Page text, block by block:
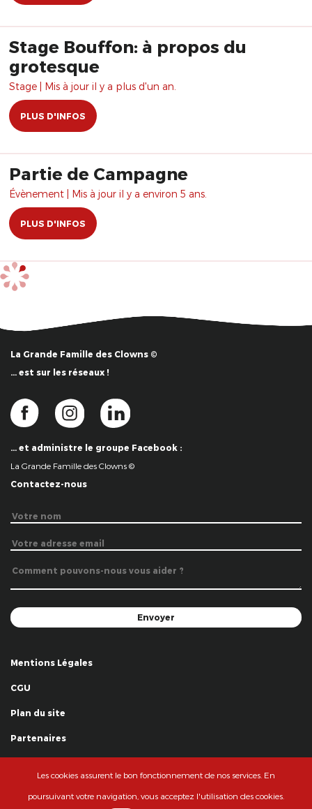
Stage Bouffon: à propos du
grotesque
Stage | Mis à jour il y a plus d'un an.
PLUS D'INFOS
Partie de Campagne
Évènement | Mis à jour il y a environ 5 ans.
PLUS D'INFOS
La Grande Famille des Clowns ©
… est sur les réseaux !
… et administre le groupe Facebook :
La Grande Famille des Clowns ©
Contactez-nous
Mentions Légales
CGU
Plan du site
Partenaires
© La Grande Famille des Clowns - 2018
Les cookies assurent le bon fonctionnement de nos services. En
poursuivant votre navigation, vous acceptez l'utilisation des cookies.